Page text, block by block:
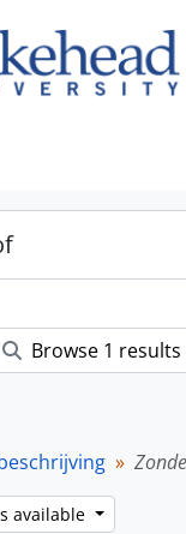
Browse 1 results
available